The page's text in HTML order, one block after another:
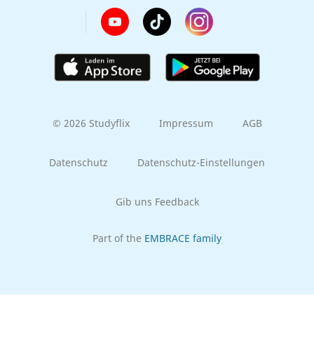
© 2026 Studyflix Impressum AGB
Datenschutz Datenschutz-Einstellungen
Gib uns Feedback
Part of the EMBRACE family